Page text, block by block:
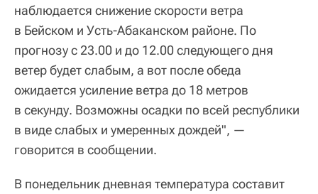
наблюдается снижение скорости ветра
в Бейском и Усть-Абаканском районе. По
прогнозу с 23.00 и до 12.00 следующего дня
ветер будет слабым, а вот после обеда
ожидается усиление ветра до 18 метров
в секунду. Возможны осадки по всей республики
в виде слабых и умеренных дождей", —
говорится в сообщении.
В понедельник дневная температура составит